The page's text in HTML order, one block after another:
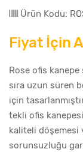
Ürün Kodu:
Fiyat İçin
Rose ofis kanepe
sıra uzun süren
için
tekli ofis
kaliteli döşemesi
sorunsuzluğu